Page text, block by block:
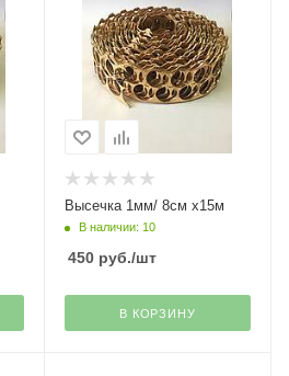
Высечка 1мм/ 8см х15м
В наличии: 10
450руб./шт
В КОРЗИНУ